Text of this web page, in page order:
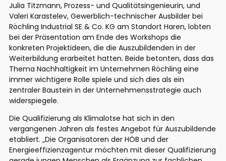
Julia Titzmann, Prozess- und Qualitätsingenieurin, und
Valeri Karastelev, Gewerblich-technischer Ausbilder bei
Röchling Industrial SE & Co. KG am Standort Haren, lobten
bei der Präsentation am Ende des Workshops die
konkreten Projektideen, die die Auszubildenden in der
Weiterbildung erarbeitet hatten. Beide betonten, dass das
Thema Nachhaltigkeit im Unternehmen Röchling eine
immer wichtigere Rolle spiele und sich dies als ein
zentraler Baustein in der Unternehmensstrategie auch
widerspiegele.
Die Qualifizierung als Klimalotse hat sich in den
vergangenen Jahren als festes Angebot für Auszubildende
etabliert. „Die Organisatoren der HÖB und der
Energieeffizienzagentur möchten mit dieser Qualifizierung